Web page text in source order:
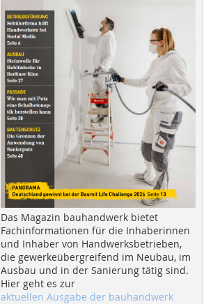
Das Magazin bauhandwerk bietet
Fachinformationen für die Inhaberinnen
und Inhaber von Handwerksbetrieben,
die gewerkeübergreifend im Neubau, im
Ausbau und in der Sanierung tätig sind.
Hier geht es zur
aktuellen Ausgabe der bauhandwerk